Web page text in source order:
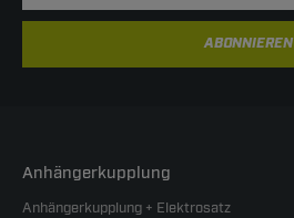
ABONNIEREN
Anhängerkupplung
Anhängerkupplung + Elektrosatz